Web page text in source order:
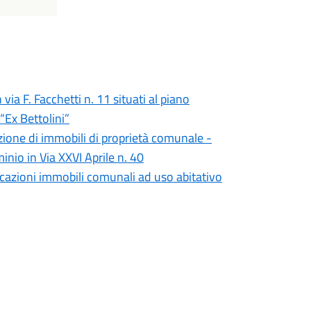
F. Facchetti n. 11 situati al piano
Bettolini”
di immobili di proprietà comunale -
in Via XXVI Aprile n. 40
immobili comunali ad uso abitativo